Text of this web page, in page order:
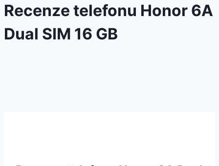
Recenze telefonu Honor 6A
Dual SIM 16 GB